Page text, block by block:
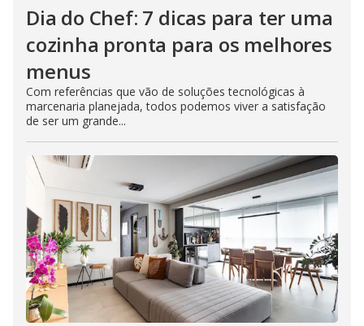
Dia do Chef: 7 dicas para ter uma
cozinha pronta para os melhores
menus
Com referências que vão de soluções tecnológicas à
marcenaria planejada, todos podemos viver a satisfação
de ser um grande...